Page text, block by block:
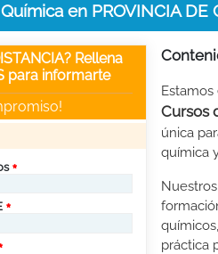
en PROVINCIA DE
Rellena
para informarte
Cursos
única
química
práctica